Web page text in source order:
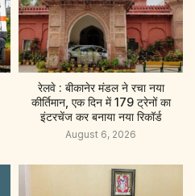
रेलवे : बीकानेर मंडल ने रचा नया
कीर्तिमान, एक दिन में 179 ट्रेनों का
इंटरचेंज कर बनाया नया रिकॉर्ड
August 6, 2026